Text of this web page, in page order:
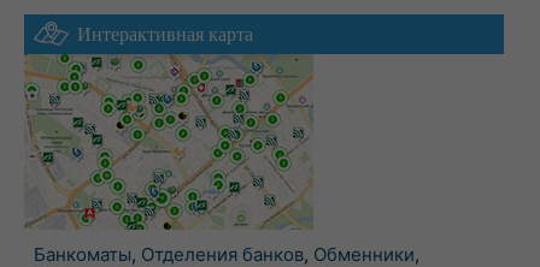
Интерактивная карта
Банкоматы, Отделения банков, Обменники,